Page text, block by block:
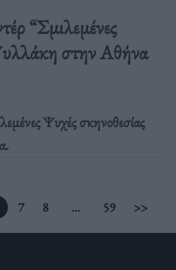
“Σμιλεμένες
στην Αθήνα
Ψυχές σκηνοθεσίας
7 8 … 59 >>